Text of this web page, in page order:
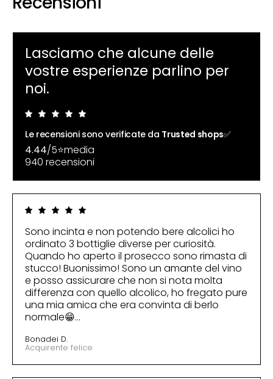
Lasciamo che alcune delle
vostre esperienze parlino per
noi.
Le recensioni sono verificate da Trusted shops✅
4.44/5⭐media
940 recensioni
Sono incinta e non potendo bere alcolici ho
ordinato 3 bottiglie diverse per curiosità.
Quando ho aperto il prosecco sono rimasta di
stucco! Buonissimo! Sono un amante del vino
e posso assicurare che non si nota molta
differenza con quello alcolico, ho fregato pure
una mia amica che era convinta di berlo
normale😁...
Bonadei D.
Acquirente felice